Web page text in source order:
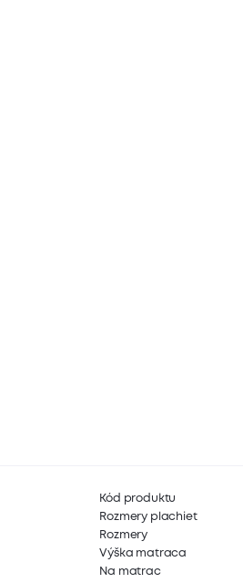
Kód produktu
Rozmery plachiet
Rozmery
Výška matraca
Na matrac